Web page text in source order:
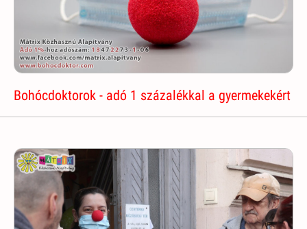
Bohócdoktorok - adó 1 százalékkal a gyermekekért